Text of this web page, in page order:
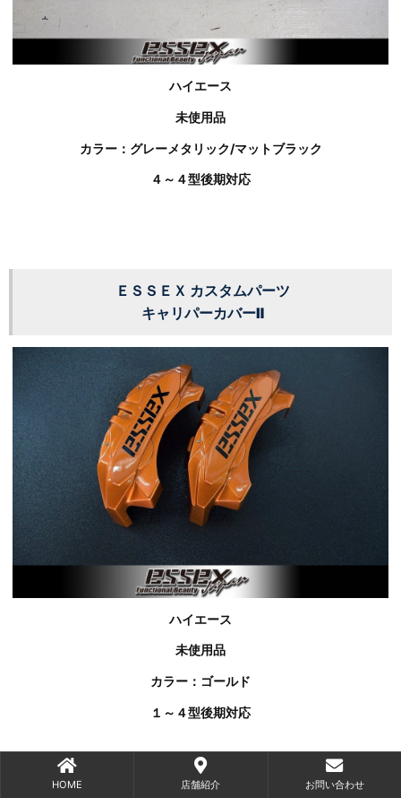
ハイエース
未使用品
カラー：グレーメタリック/マットブラック
４～４型後期対応
ＥＳＳＥＸ カスタムパーツ
キャリパーカバーⅡ
ハイエース
未使用品
カラー：ゴールド
１～４型後期対応
HOME 店舗紹介 お問い合わせ